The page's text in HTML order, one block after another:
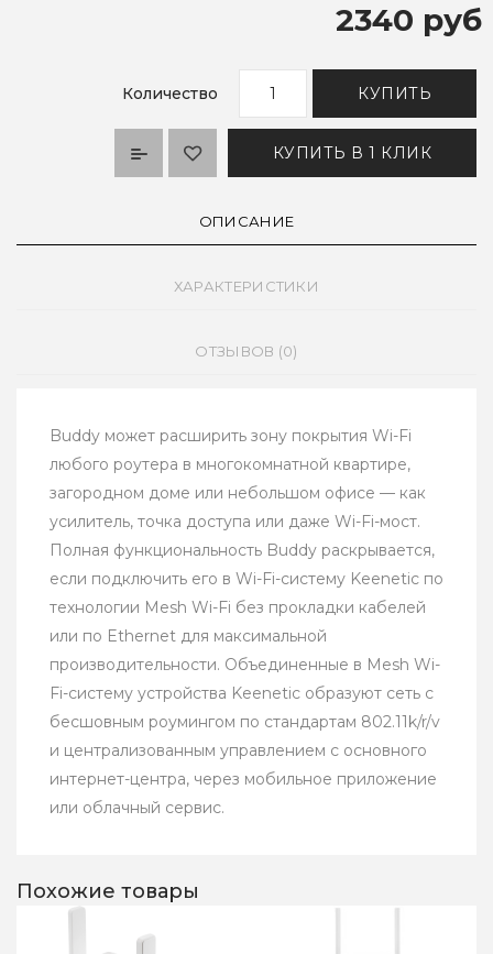
2340 руб
Количество КУПИТЬ
КУПИТЬ В 1 КЛИК
ОПИСАНИЕ
ХАРАКТЕРИСТИКИ
ОТЗЫВОВ (0)
Buddy может расширить зону покрытия Wi-Fi
любого роутера в многокомнатной квартире,
загородном доме или небольшом офисе — как
усилитель, точка доступа или даже Wi-Fi-мост.
Полная функциональность Buddy раскрывается,
если подключить его в Wi-Fi-систему Keenetic по
технологии Mesh Wi-Fi без прокладки кабелей
или по Ethernet для максимальной
производительности. Объединенные в Mesh Wi-
Fi-систему устройства Keenetic образуют сеть с
бесшовным роумингом по стандартам 802.11k/r/v
и централизованным управлением с основного
интернет-центра, через мобильное приложение
или облачный сервис.
Похожие товары